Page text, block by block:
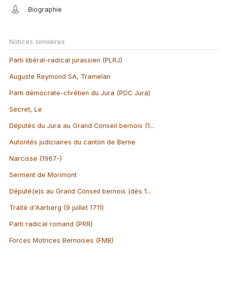
Biographie
Notices similaires
Parti libéral-radical jurassien (PLRJ)
Auguste Reymond SA, Tramelan
Parti démocrate-chrétien du Jura (PDC Jura)
Secret, Le
Députés du Jura au Grand Conseil bernois (1...
Autorités judiciaires du canton de Berne
Narcisse (1967-)
Serment de Morimont
Député(e)s au Grand Conseil bernois (dès 1...
Traité d'Aarberg (9 juillet 1711)
Parti radical romand (PRR)
Forces Motrices Bernoises (FMB)